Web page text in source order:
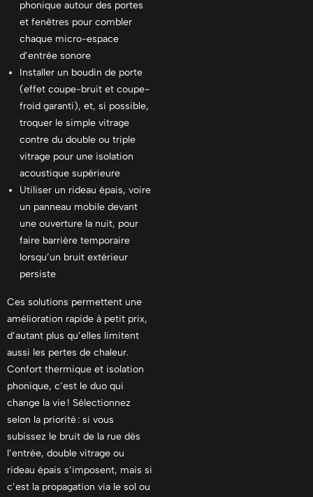
phonique autour des portes
et fenêtres pour combler
chaque micro-espace
d’entrée sonore
Installer un boudin de porte
(effet coupe-bruit et coupe-
froid garanti), et, si possible,
troquer le simple vitrage
contre du double ou triple
vitrage pour une isolation
acoustique supérieure
Utiliser un rideau épais, voire
un panneau mobile devant
une ouverture la nuit, pour
faire barrière temporaire
lorsqu’un bruit extérieur
persiste
Ces solutions permettent une
amélioration rapide à petit prix,
d’autant plus qu’elles limitent
aussi les pertes de chaleur.
Confort thermique et isolation
phonique, c’est le duo qui
change la vie ! Sélectionnez
selon la priorité : si vous
subissez le bruit de la rue dès
l’entrée, double vitrage ou
rideau épais s’imposent, mais si
c’est la propagation via le sol ou